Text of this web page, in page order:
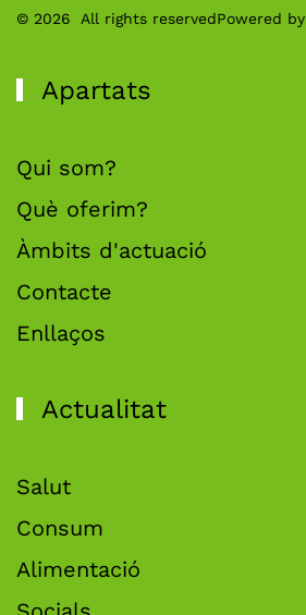
© 2026 All rights reservedPowered by
Apartats
Qui som?
Què oferim?
Àmbits d'actuació
Contacte
Enllaços
Actualitat
Salut
Consum
Alimentació